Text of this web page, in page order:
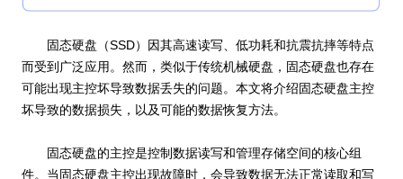
固态硬盘（SSD）因其高速读写、低功耗和抗震抗摔等特点
而受到广泛应用。然而，类似于传统机械硬盘，固态硬盘也存在
可能出现主控坏导致数据丢失的问题。本文将介绍固态硬盘主控
坏导致的数据损失，以及可能的数据恢复方法。
固态硬盘的主控是控制数据读写和管理存储空间的核心组
件。当固态硬盘主控出现故障时，会导致数据无法正常读取和写